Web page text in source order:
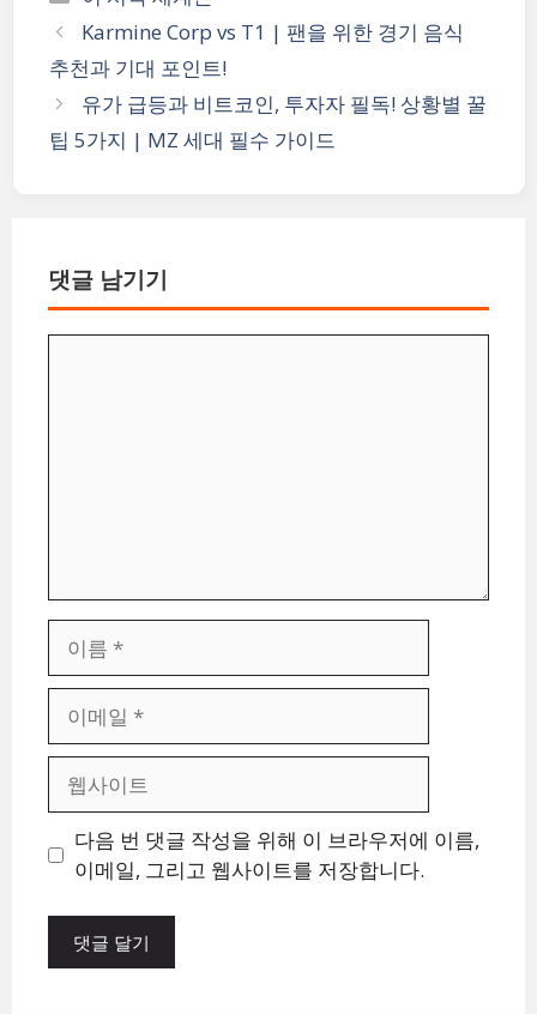
테
리
Karmine Corp vs T1 | 팬을 위한 경기 음식
추천과 기대 포인트!
유가 급등과 비트코인, 투자자 필독! 상황별 꿀
팁 5가지 | MZ 세대 필수 가이드
댓글 남기기
일
트
다음 번 댓글 작성을 위해 이 브라우저에 이름,
이메일, 그리고 웹사이트를 저장합니다.